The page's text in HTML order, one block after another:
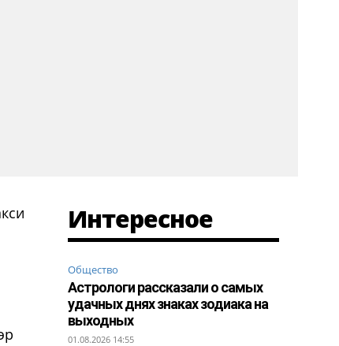
Интересное
Общество
Астрологи рассказали о самых
удачных днях знаках зодиака на
выходных
01.08.2026 14:55